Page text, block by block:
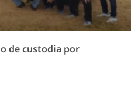
de custodia por